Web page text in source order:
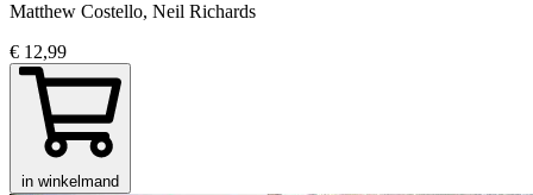
Matthew Costello, Neil Richards
€ 12,99
in winkelmand